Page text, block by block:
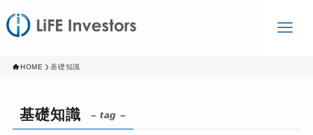
HOME 基礎知識
基礎知識 – tag –